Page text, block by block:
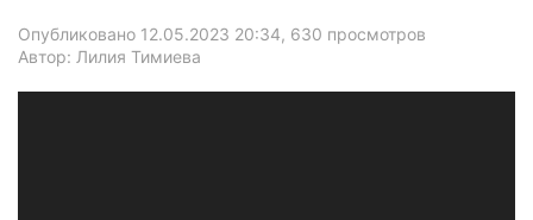
Опубликовано 12.05.2023 20:34, 630 просмотров
Автор: Лилия Тимиева